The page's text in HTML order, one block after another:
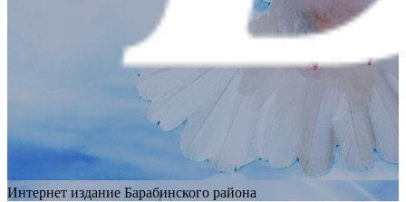
Интернет издание Барабинского района